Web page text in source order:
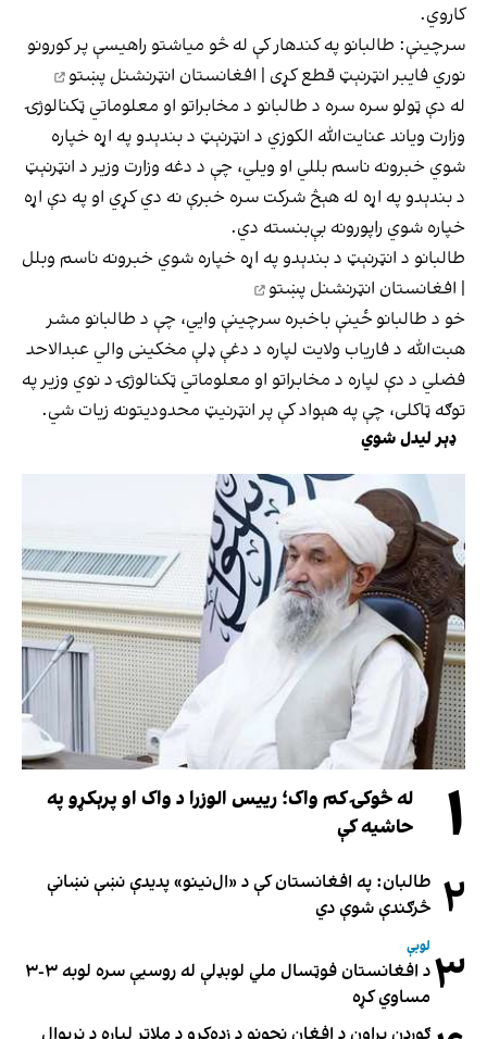
کاروي.
سرچینې: طالبانو په کندهار کې له څو میاشتو راهیسې پر کورونو
نوري فایبر انټرنېټ قطع کړی | افغانستان انټرنشنل پښتو
له دې ټولو سره سره د طالبانو د مخابراتو او معلوماتي ټکنالوژۍ
وزارت ویاند عنایت‌الله الکوزي د انټرنېټ د بندېدو په اړه خپاره
شوي خبرونه ناسم بللي او ویلي، چې د دغه وزارت وزیر د انټرنېټ
د بندېدو په اړه له هېڅ شرکت سره خبرې نه دي کړي او په دې اړه
خپاره شوي راپورونه بې‌بنسته دي.
طالبانو د انټرنېټ د بندېدو په اړه خپاره شوي خبرونه ناسم وبلل
| افغانستان انټرنشنل پښتو
خو د طالبانو ځینې باخبره سرچینې وايي، چې د طالبانو مشر
هبت‌الله د فاریاب ولایت لپاره د دغې ډلې مخکینی والي عبدالاحد
فضلي د دې لپاره د مخابراتو او معلوماتي ټکنالوژۍ د نوي وزیر په
توګه ټاکلی، چې په هېواد کې پر انټرنیټ محدودیتونه زیات شي.
ډېر لیدل شوي
۱
له څوکۍ کم واک؛ رییس الوزرا د واک او پرېکړو په
حاشیه کې
۲ طالبان: په افغانستان کې د «ال‌نینو» پدیدې نښې نښانې
څرګندې شوې دي
۳ لوبې
د افغانستان فوټسال ملي لوبډلې له روسیې سره لوبه ۳-۳
مساوي کړه